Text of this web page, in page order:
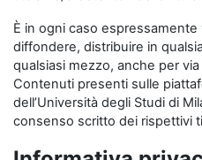
È in ogni caso
diffondere, distribuire in
qualsiasi mezzo, anche per
Contenuti presenti sulle
dell’Università degli Studi di
consenso scritto dei rispettivi